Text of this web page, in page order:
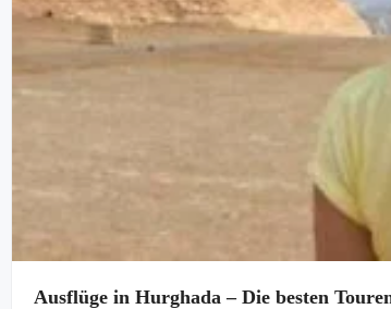
Ausflüge in Hurghada – Die besten